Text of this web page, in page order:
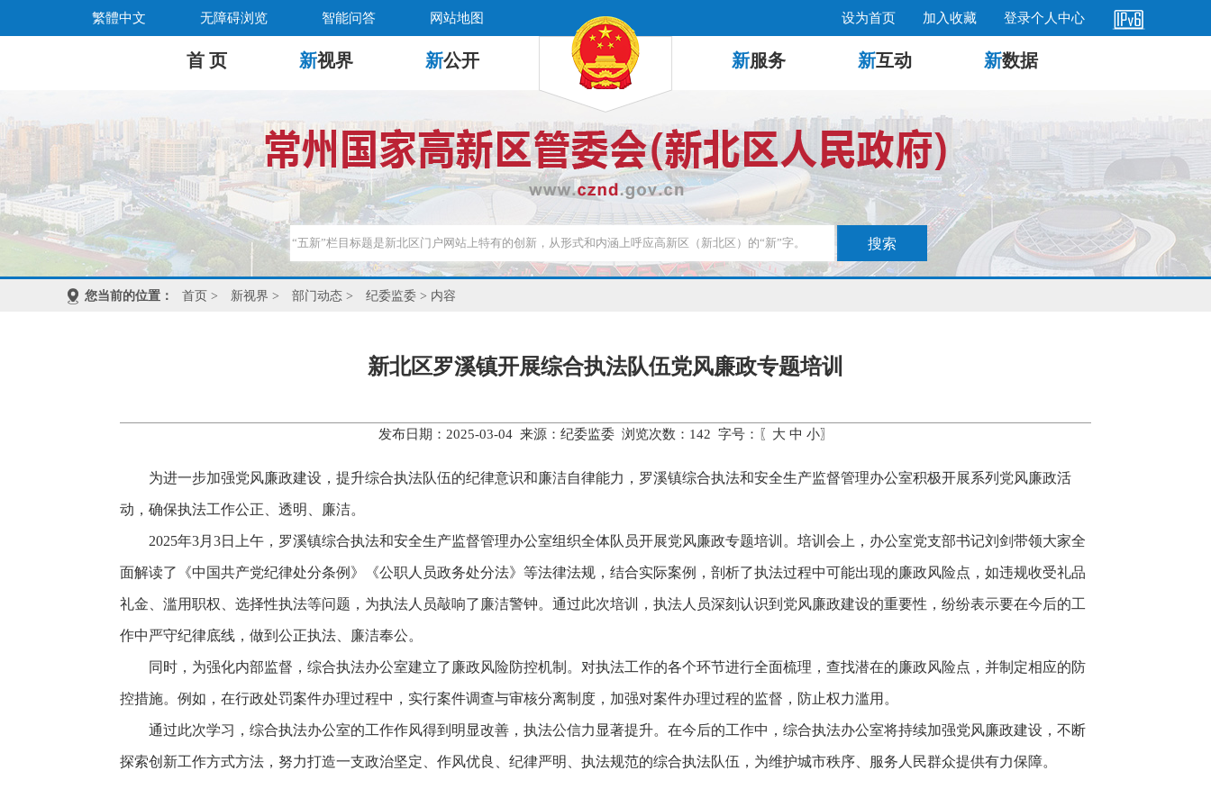
繁體中文 无障碍浏览 智能问答 网站地图 设为首页 加入收藏 登录个人中心
首 页 新视界 新公开 新服务 新互动 新数据
您当前的位置： 首页 > 新视界 > 部门动态 > 纪委监委 > 内容
新北区罗溪镇开展综合执法队伍党风廉政专题培训
发布日期：2025-03-04 来源：纪委监委 浏览次数： 142 字号：〖 大 中 小〗
为进一步加强党风廉政建设，提升综合执法队伍的纪律意识和廉洁自律能力，罗溪镇综合执法和安全生产监督管理办公室积极开展系列党风廉政活
动，确保执法工作公正、透明、廉洁。
2025年3月3日上午，罗溪镇综合执法和安全生产监督管理办公室组织全体队员开展党风廉政专题培训。培训会上，办公室党支部书记刘剑带领大家全
面解读了《中国共产党纪律处分条例》《公职人员政务处分法》等法律法规，结合实际案例，剖析了执法过程中可能出现的廉政风险点，如违规收受礼品
礼金、滥用职权、选择性执法等问题，为执法人员敲响了廉洁警钟。通过此次培训，执法人员深刻认识到党风廉政建设的重要性，纷纷表示要在今后的工
作中严守纪律底线，做到公正执法、廉洁奉公。
同时，为强化内部监督，综合执法办公室建立了廉政风险防控机制。对执法工作的各个环节进行全面梳理，查找潜在的廉政风险点，并制定相应的防
控措施。例如，在行政处罚案件办理过程中，实行案件调查与审核分离制度，加强对案件办理过程的监督，防止权力滥用。
通过此次学习，综合执法办公室的工作作风得到明显改善，执法公信力显著提升。在今后的工作中，综合执法办公室将持续加强党风廉政建设，不断
探索创新工作方式方法，努力打造一支政治坚定、作风优良、纪律严明、执法规范的综合执法队伍，为维护城市秩序、服务人民群众提供有力保障。